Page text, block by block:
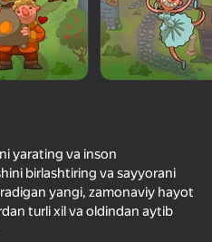
ham
35
yarating va inson
birlashtiring va sayyorani
yangi, zamonaviy hayot
turli xil va oldindan aytib